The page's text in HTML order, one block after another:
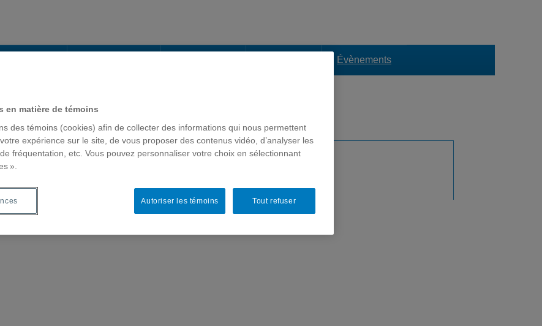
Évènements
en matière de témoins
des témoins (cookies) afin de collecter des informations qui nous permettent
expérience sur le site, de vous proposer des contenus vidéo, d’analyser les
fréquentation, etc. Vous pouvez personnaliser votre choix en sélectionnant
».
Tout refuser
Autoriser les témoins